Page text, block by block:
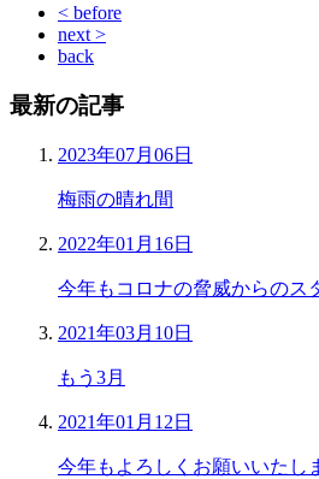
< before
next >
back
最新の記事
2023年07月06日
梅雨の晴れ間
2022年01月16日
今年もコロナの脅威からのス
2021年03月10日
もう3月
2021年01月12日
今年もよろしくお願いいたし